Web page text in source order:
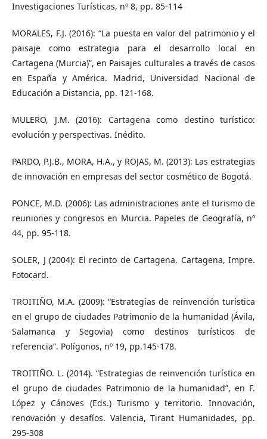
Investigaciones Turísticas, nº 8, pp. 85-114
MORALES, F.J. (2016): “La puesta en valor del patrimonio y el
paisaje como estrategia para el desarrollo local en
Cartagena (Murcia)”, en Paisajes culturales a través de casos
en España y América. Madrid, Universidad Nacional de
Educación a Distancia, pp. 121-168.
MULERO, J.M. (2016): Cartagena como destino turístico:
evolución y perspectivas. Inédito.
PARDO, P.J.B., MORA, H.A., y ROJAS, M. (2013): Las estrategias
de innovación en empresas del sector cosmético de Bogotá.
PONCE, M.D. (2006): Las administraciones ante el turismo de
reuniones y congresos en Murcia. Papeles de Geografía, nº
44, pp. 95-118.
SOLER, J (2004): El recinto de Cartagena. Cartagena, Impre.
Fotocard.
TROITIÑO, M.A. (2009): “Estrategias de reinvención turística
en el grupo de ciudades Patrimonio de la humanidad (Ávila,
Salamanca y Segovia) como destinos turísticos de
referencia”. Polígonos, nº 19, pp.145-178.
TROITIÑO. L. (2014). “Estrategias de reinvención turística en
el grupo de ciudades Patrimonio de la humanidad”, en F.
López y Cánoves (Eds.) Turismo y territorio. Innovación,
renovación y desafíos. Valencia, Tirant Humanidades, pp.
295-308